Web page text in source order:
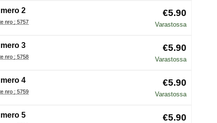
2
Tuote nro : 5757
€5.90
Varastossa
3
Tuote nro : 5758
€5.90
Varastossa
4
Tuote nro : 5759
€5.90
Varastossa
5 €5.90